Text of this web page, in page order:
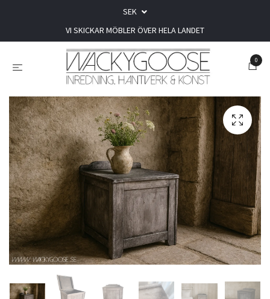
SEK
VI SKICKAR MÖBLER ÖVER HELA LANDET
0